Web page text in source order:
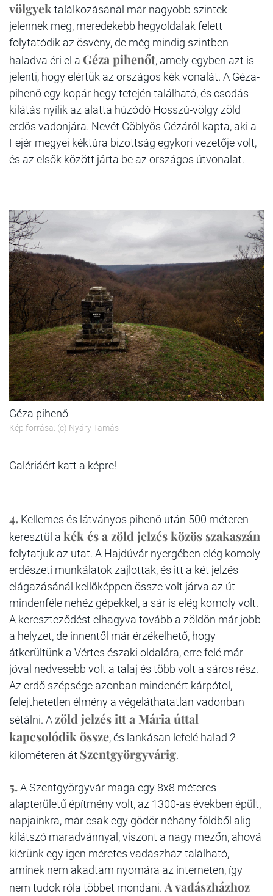
völgyek találkozásánál már nagyobb szintek
jelennek meg, meredekebb hegyoldalak felett
folytatódik az ösvény, de még mindig szintben
haladva éri el a Géza pihenőt, amely egyben azt is
jelenti, hogy elértük az országos kék vonalát. A Géza-
pihenő egy kopár hegy tetején található, és csodás
kilátás nyílik az alatta húzódó Hosszú-völgy zöld
erdős vadonjára. Nevét Göblyös Gézáról kapta, aki a
Fejér megyei kéktúra bizottság egykori vezetője volt,
és az elsők között járta be az országos útvonalat.
Géza pihenő
Kép forrása: (c) Nyáry Tamás
Galériáért katt a képre!
4. Kellemes és látványos pihenő után 500 méteren
keresztül a kék és a zöld jelzés közös szakaszán
folytatjuk az utat. A Hajdúvár nyergében elég komoly
erdészeti munkálatok zajlottak, és itt a két jelzés
elágazásánál kellőképpen össze volt járva az út
mindenféle nehéz gépekkel, a sár is elég komoly volt.
A kereszteződést elhagyva tovább a zöldön már jobb
a helyzet, de innentől már érzékelhető, hogy
átkerültünk a Vértes északi oldalára, erre felé már
jóval nedvesebb volt a talaj és több volt a sáros rész.
Az erdő szépsége azonban mindenért kárpótol,
felejthetetlen élmény a végeláthatatlan vadonban
sétálni. A zöld jelzés itt a Mária úttal
kapcsolódik össze, és lankásan lefelé halad 2
kilométeren át Szentgyörgyvárig.
5.A Szentgyörgyvár maga egy 8x8 méteres
alapterületű építmény volt, az 1300-as években épült,
napjainkra, már csak egy gödör néhány földből alig
kilátszó maradvánnyal, viszont a nagy mezőn, ahová
kiérünk egy igen méretes vadászház található,
aminek nem akadtam nyomára az interneten, így
nem tudok róla többet mondani. A vadászházhoz